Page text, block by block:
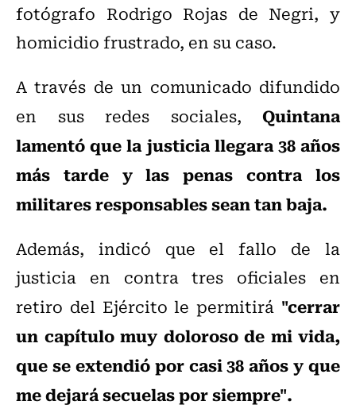
fotógrafo Rodrigo Rojas de Negri, y
homicidio frustrado, en su caso.
A través de un comunicado difundido
en sus redes sociales, Quintana
lamentó que la justicia llegara 38 años
más tarde y las penas contra los
militares responsables sean tan baja.
Además, indicó que el fallo de la
justicia en contra tres oficiales en
retiro del Ejército le permitirá "cerrar
un capítulo muy doloroso de mi vida,
que se extendió por casi 38 años y que
me dejará secuelas por siempre".